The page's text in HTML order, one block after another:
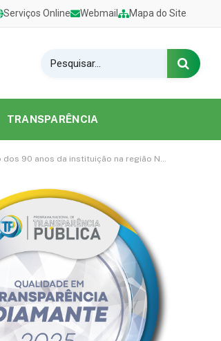
Serviços Online Webmail Mapa do Site
TRANSPARÊNCIA
90 anos da instituição na região Norte